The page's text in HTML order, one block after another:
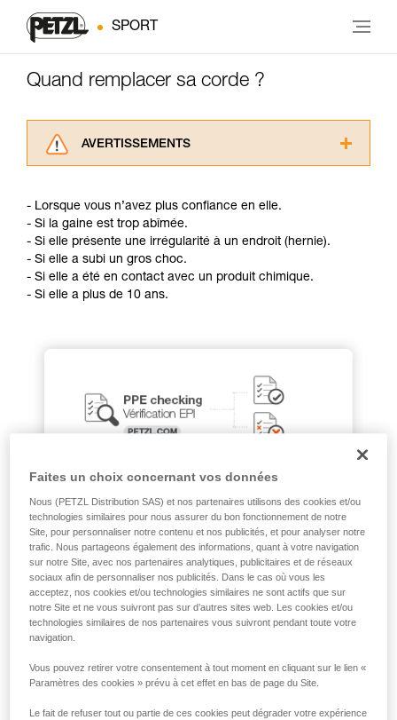
SPORT
Quand remplacer sa corde ?
AVERTISSEMENTS
consulter. Vous devez avoir compris les
informations de la notice technique pour
pouvoir comprendre ce complément
d’informations.
Maîtriser ces techniques nécessite une
formation et un entraînement spécifique. Validez
liées à votre activité. Il peut en exister d’autres
que nous ne décrivons pas ici.
- Lorsque vous n’avez plus confiance en elle.
- Si la gaine est trop abîmée.
- Si elle présente une irrégularité à un endroit (hernie).
- Si elle a subi un gros choc.
- Si elle a été en contact avec un produit chimique.
- Si elle a plus de 10 ans.
Faites un choix concernant vos données
Nous (PETZL Distribution SAS) et nos partenaires utilisons des cookies et/ou
technologies similaires pour nous assurer du bon fonctionnement de notre
Site, pour personnaliser notre contenu et nos publicités, et pour analyser notre
trafic. Nous partageons également des informations, quant à votre navigation
sur notre Site, avec nos partenaires analytiques, publicitaires et de réseaux
sociaux afin de personnaliser nos publicités. Dans le cas où vous les
acceptez, nos cookies et/ou technologies similaires ne sont actifs que sur
notre Site et ne vous suivront pas sur d’autres sites web. Les cookies et/ou
technologies similaires de nos partenaires vous suivront pendant toute votre
navigation.
Vous pouvez retirer votre consentement à tout moment en cliquant sur le lien «
Paramètres des cookies » prévu à cet effet en bas de page du Site.
Le fait de refuser tout ou partie de ces cookies peut dégrader votre expérience